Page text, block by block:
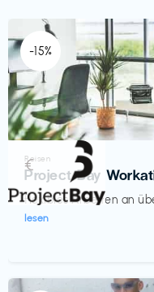
-15%
Reisen
Project Bay
flexibles Arbeiten an
lesen
€‎